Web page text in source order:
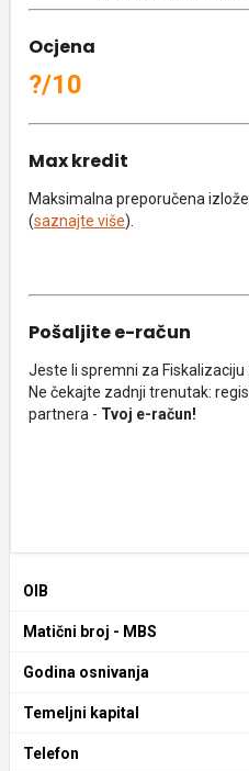
Ocjena
?/10
Max kredit
Maksimalna preporučena
(saznajte više).
Pošaljite e-račun
Jeste li spremni za Fiskalizaciju
Ne čekajte zadnji trenutak:
partnera - Tvoj e-račun!
OIB
Matični broj - MBS
Godina osnivanja
Temeljni kapital
Telefon